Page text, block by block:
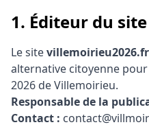
1. Éditeur du site
Le sitevillemoirieu2026.fr
alternative citoyenne
2026 de Villemoirieu.
Responsable de la
Contact :